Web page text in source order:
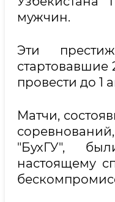
мужчин.
Эти
стартовавшие
провести до 1
Матчи,
"БухГУ",
настоящему